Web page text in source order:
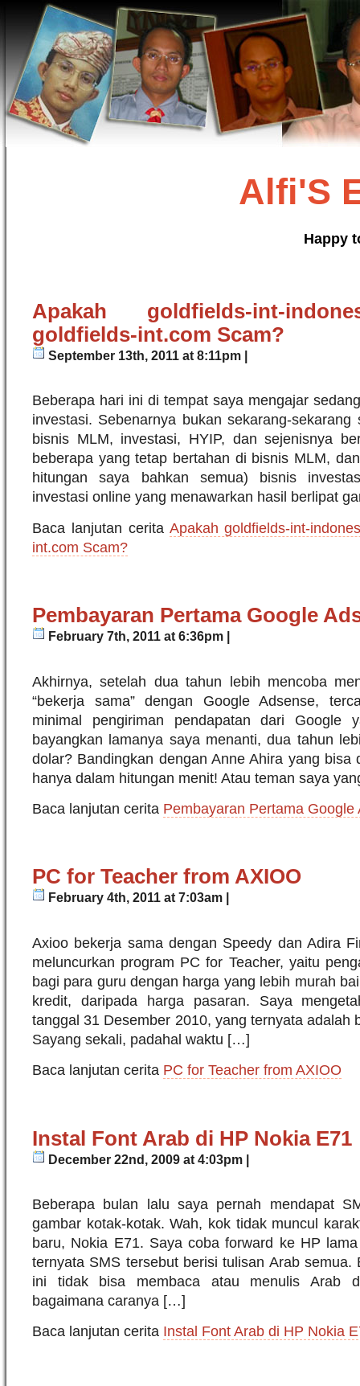
Alfi'S
Happy
Apakah goldfields-int-
goldfields-int.com Scam?
September 13th, 2011 at 8:11pm |
Beberapa hari ini di tempat saya mengajar
investasi. Sebenarnya bukan sekarang-
bisnis MLM, investasi, HYIP, dan sejenisnya
beberapa yang tetap bertahan di bisnis MLM,
hitungan saya bahkan semua) bisnis
investasi online yang menawarkan hasil berlipat
Baca lanjutan cerita Apakah goldfields-int-
int.com Scam?
Pembayaran Pertama Google
February 7th, 2011 at 6:36pm |
Akhirnya, setelah dua tahun lebih mencoba
“bekerja sama” dengan Google Adsense,
minimal pengiriman pendapatan dari Google
bayangkan lamanya saya menanti, dua tahun
dolar? Bandingkan dengan Anne Ahira yang bisa
hanya dalam hitungan menit! Atau teman saya
Baca lanjutan cerita Pembayaran Pertama Google
PC for Teacher from AXIOO
February 4th, 2011 at 7:03am |
Axioo bekerja sama dengan Speedy dan Adira
meluncurkan program PC for Teacher, yaitu
bagi para guru dengan harga yang lebih murah
kredit, daripada harga pasaran. Saya
tanggal 31 Desember 2010, yang ternyata adalah
Sayang sekali, padahal waktu […]
Baca lanjutan cerita PC for Teacher from AXIOO
Instal Font Arab di HP Nokia E71
December 22nd, 2009 at 4:03pm |
Beberapa bulan lalu saya pernah mendapat
gambar kotak-kotak. Wah, kok tidak muncul
baru, Nokia E71. Saya coba forward ke HP
ternyata SMS tersebut berisi tulisan Arab semua.
ini tidak bisa membaca atau menulis Arab
bagaimana caranya […]
Baca lanjutan cerita Instal Font Arab di HP Nokia